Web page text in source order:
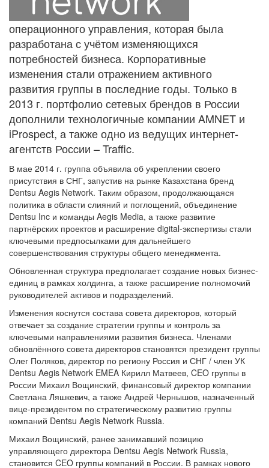
операционного управления, которая была
разработана с учётом изменяющихся
потребностей бизнеса. Корпоративные
изменения стали отражением активного
развития группы в последние годы. Только в
2013 г. портфолио сетевых брендов в России
дополнили технологичные компании AMNET и
iProspect, а также одно из ведущих интернет-
агентств Росcии – Traffic.
В мае 2014 г. группа объявила об укреплении своего
присутствия в СНГ, запустив на рынке Казахстана бренд
Dentsu Aegis Network. Таким образом, продолжающаяся
политика в области слияний и поглощений, объединение
Dentsu Inc и команды Aegis Media, а также развитие
партнёрских проектов и расширение digital-экспертизы стали
ключевыми предпосылками для дальнейшего
совершенствования структуры общего менеджмента.
Обновленная структура предполагает создание новых бизнес-
единиц в рамках холдинга, а также расширение полномочий
руководителей активов и подразделений.
Изменения коснутся состава совета директоров, который
отвечает за создание стратегии группы и контроль за
ключевыми направлениями развития бизнеса. Членами
обновлённого совета директоров становятся президент группы
Олег Поляков, директор по региону Россия и СНГ / член УК
Dentsu Aegis Network EMEA Кирилл Матвеев, CEO группы в
России Михаил Вощинский, финансовый директор компании
Светлана Ляшкевич, а также Андрей Чернышов, назначенный
вице-президентом по стратегическому развитию группы
компаний Dentsu Aegis Network Russia.
Михаил Вощинский, ранее занимавший позицию
управляющего директора Dentsu Aegis Network Russia,
становится CEO группы компаний в России. В рамках нового